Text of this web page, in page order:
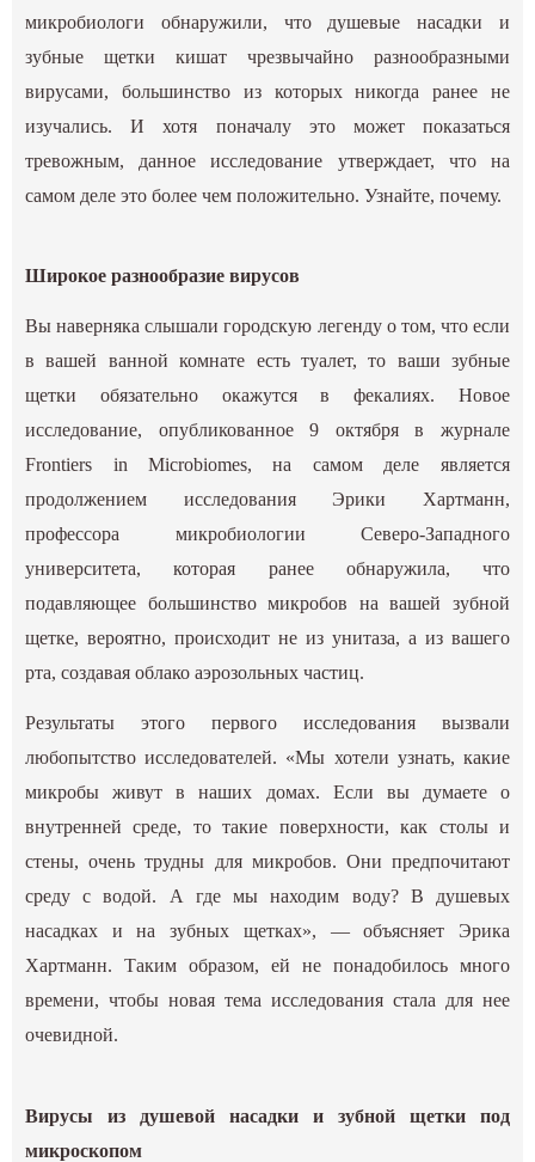
микробиологи обнаружили, что душевые насадки и
зубные щетки кишат чрезвычайно разнообразными
вирусами, большинство из которых никогда ранее не
изучались. И хотя поначалу это может показаться
тревожным, данное исследование утверждает, что на
самом деле это более чем положительно. Узнайте, почему.
Широкое разнообразие вирусов
Вы наверняка слышали городскую легенду о том, что если
в вашей ванной комнате есть туалет, то ваши зубные
щетки обязательно окажутся в фекалиях. Новое
исследование, опубликованное 9 октября в журнале
Frontiers in Microbiomes, на самом деле является
продолжением исследования Эрики Хартманн,
профессора микробиологии Северо-Западного
университета, которая ранее обнаружила, что
подавляющее большинство микробов на вашей зубной
щетке, вероятно, происходит не из унитаза, а из вашего
рта, создавая облако аэрозольных частиц.
Результаты этого первого исследования вызвали
любопытство исследователей. «Мы хотели узнать, какие
микробы живут в наших домах. Если вы думаете о
внутренней среде, то такие поверхности, как столы и
стены, очень трудны для микробов. Они предпочитают
среду с водой. А где мы находим воду? В душевых
насадках и на зубных щетках», — объясняет Эрика
Хартманн. Таким образом, ей не понадобилось много
времени, чтобы новая тема исследования стала для нее
очевидной.
Вирусы из душевой насадки и зубной щетки под
микроскопом